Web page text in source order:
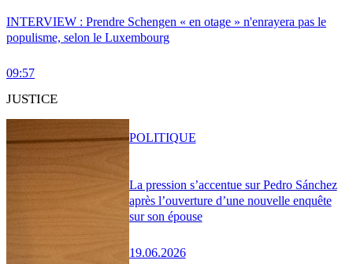
INTERVIEW : Prendre Schengen « en otage » n'enrayera pas le
populisme, selon le Luxembourg
09:57
JUSTICE
La pression s’accentue sur Pedro Sánchez
après l’ouverture d’une nouvelle enquête
sur son épouse
19.06.2026
POLITIQUE